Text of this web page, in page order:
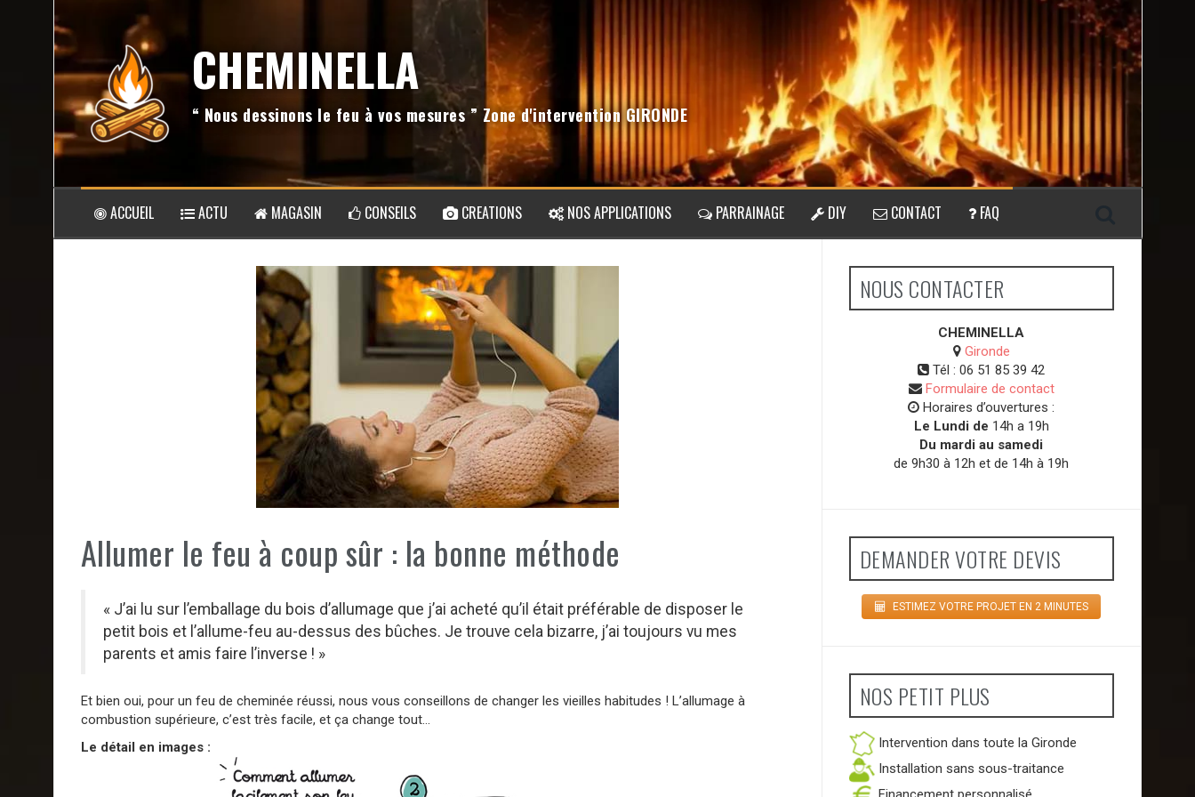
CHEMINELLA
“ Nous dessinons le feu à vos mesures ” Zone d'intervention GIRONDE
ACCUEIL ACTU MAGASIN CONSEILS CREATIONS NOS APPLICATIONS PARRAINAGE DIY CONTACT FAQ
Allumer le feu à coup sûr : la bonne méthode
« J’ai lu sur l’emballage du bois d’allumage que j’ai acheté qu’il était préférable de disposer le
petit bois et l’allume-feu au-dessus des bûches. Je trouve cela bizarre, j’ai toujours vu mes
parents et amis faire l’inverse ! »
Et bien oui, pour un feu de cheminée réussi, nous vous conseillons de changer les vieilles habitudes ! L’allumage à
combustion supérieure, c’est très facile, et ça change tout…
Le détail en images :
NOUS CONTACTER
CHEMINELLA
Gironde
Tél : 06 51 85 39 42
Formulaire de contact
Horaires d’ouvertures :
Le Lundi de 14h a 19h
Du mardi au samedi
de 9h30 à 12h et de 14h à 19h
DEMANDER VOTRE DEVIS
ESTIMEZ VOTRE PROJET EN 2 MINUTES
NOS PETIT PLUS
Intervention dans toute la Gironde
Installation sans sous-traitance